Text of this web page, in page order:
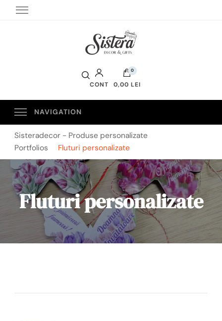
CONT
0
0,00 LEI
Sisteradecor - Produse personalizate
Portfolios
Fluturi personalizate
Fluturi personalizate